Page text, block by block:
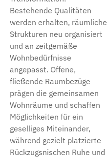
Bestehende Qualitäten
werden erhalten, räumliche
Strukturen neu organisiert
und an zeitgemäße
Wohnbedürfnisse
angepasst. Offene,
fließende Raumbezüge
prägen die gemeinsamen
Wohnräume und schaffen
Möglichkeiten für ein
geselliges Miteinander,
während gezielt platzierte
Rückzugsnischen Ruhe und